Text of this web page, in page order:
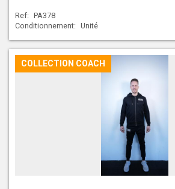
Ref: PA378
Conditionnement: Unité
COLLECTION COACH